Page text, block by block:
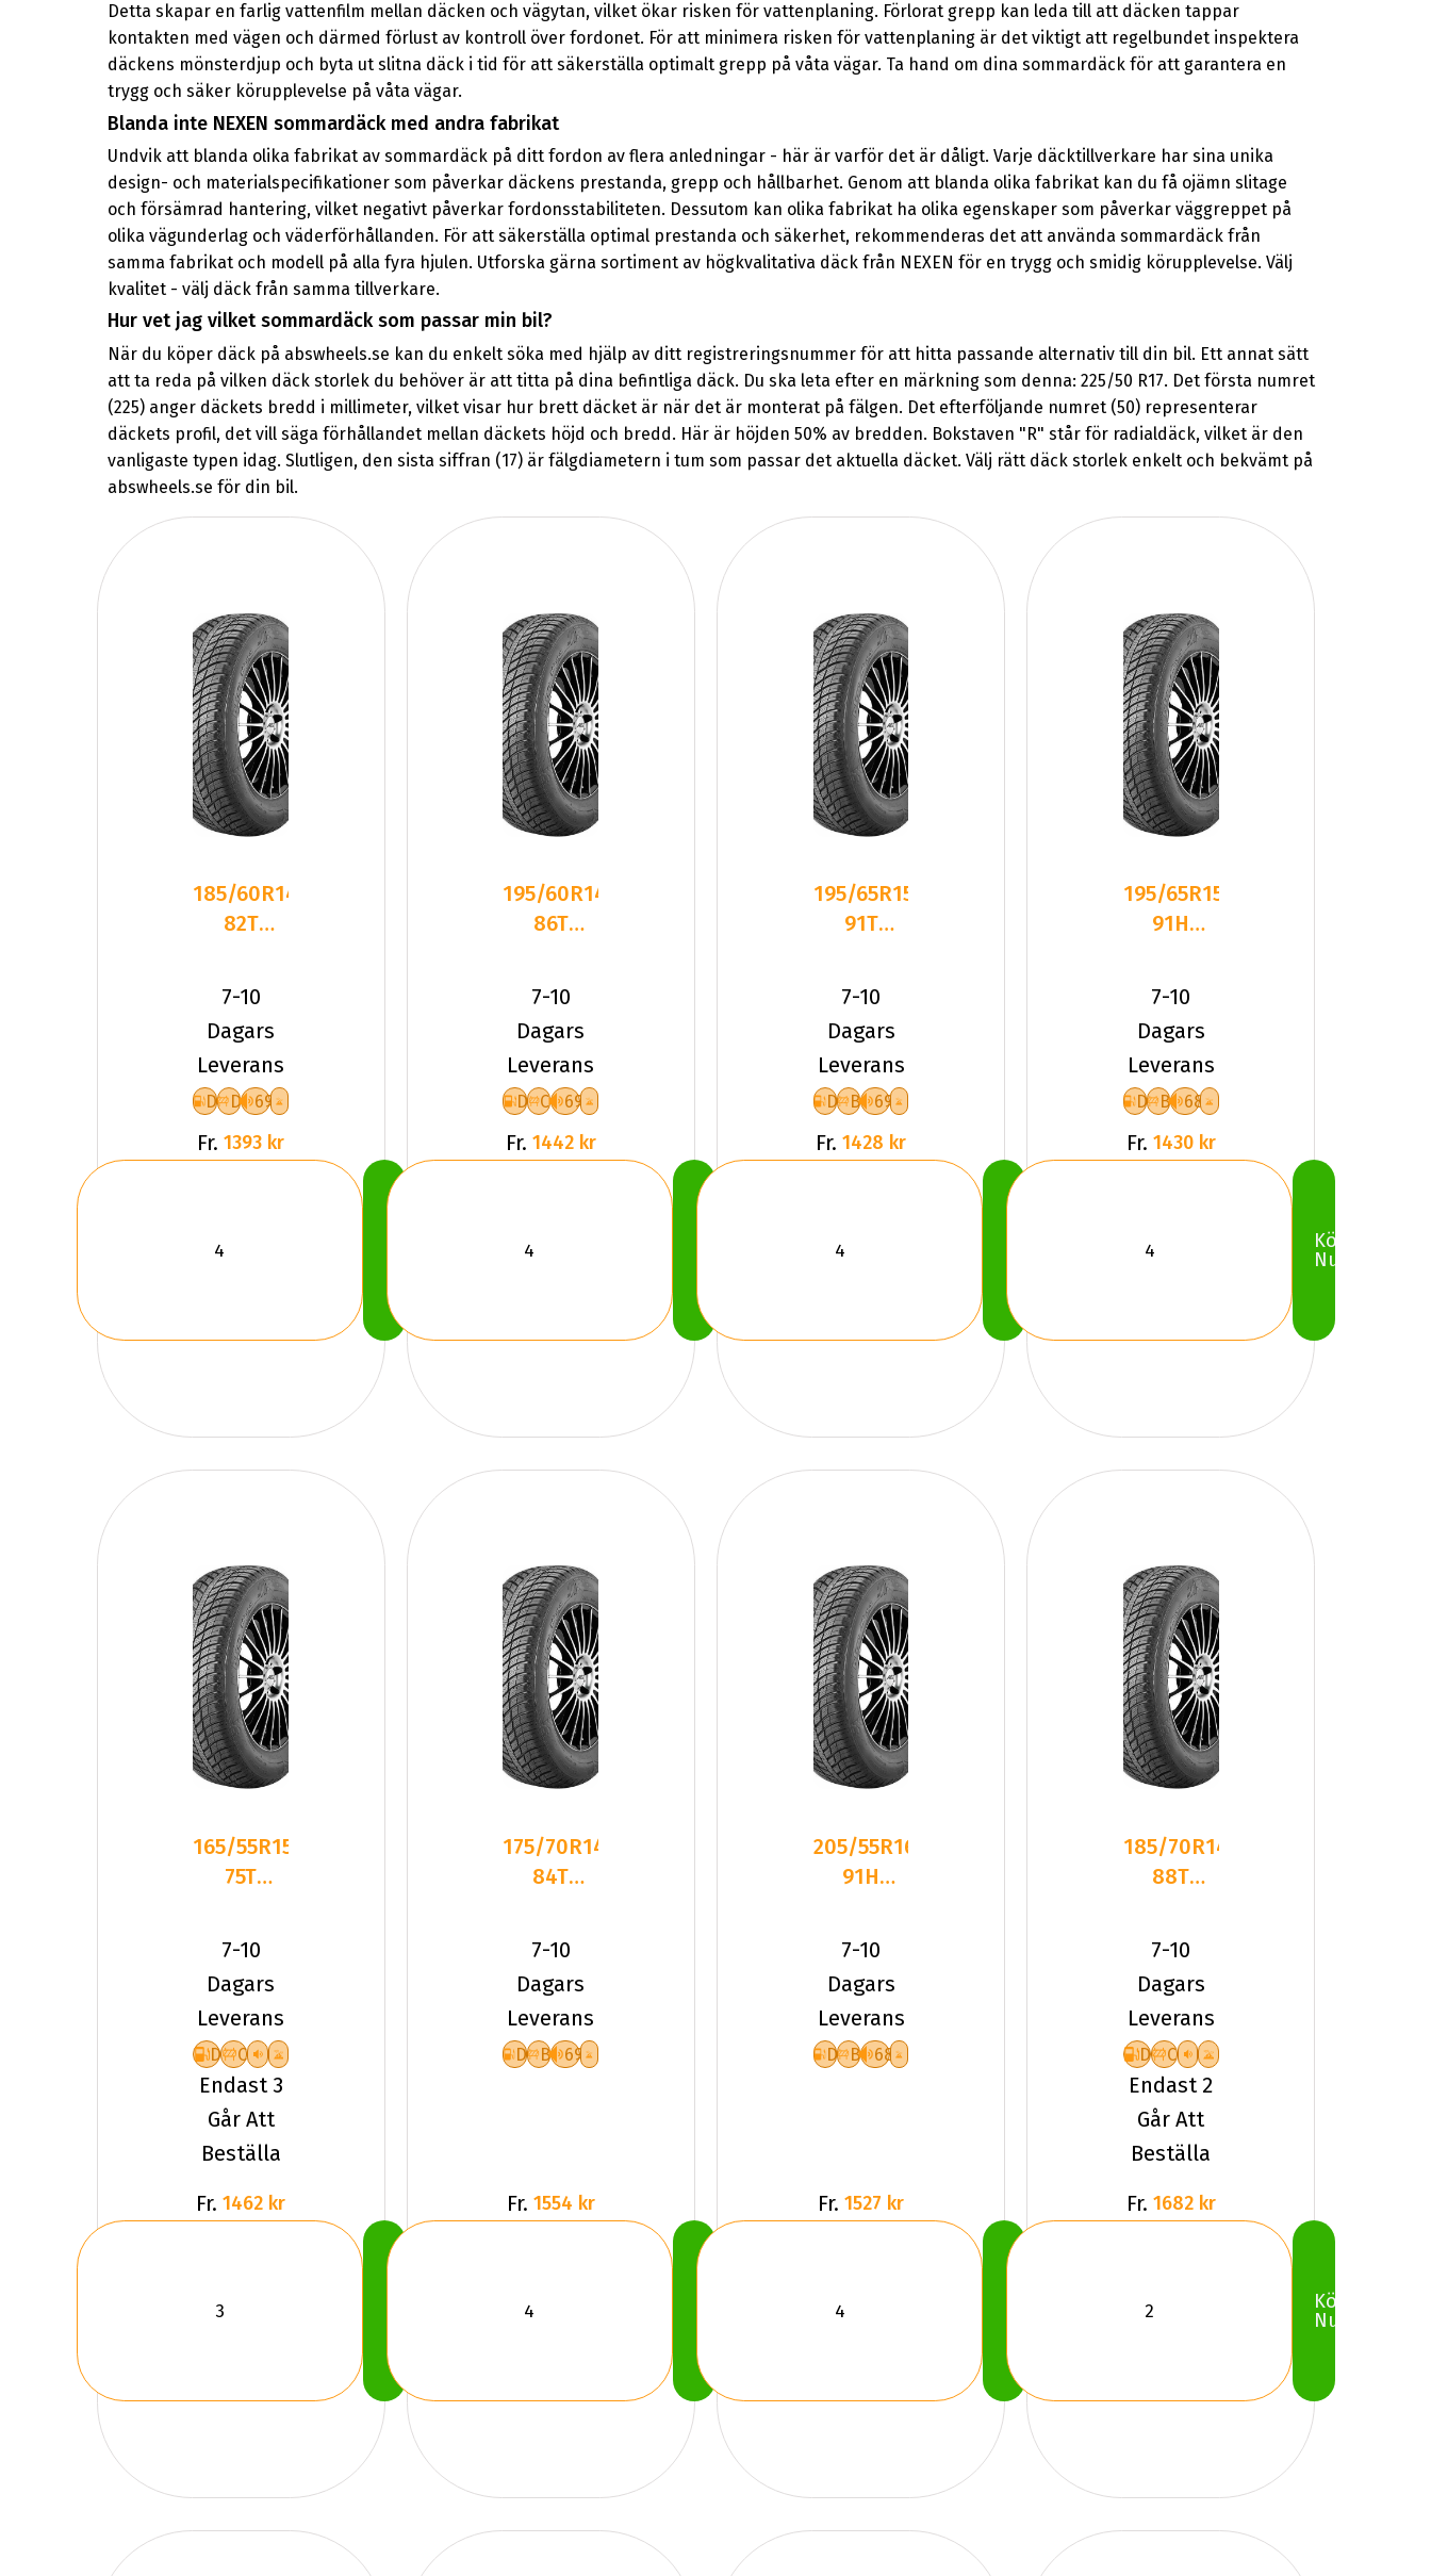
Detta skapar en farlig vattenfilm mellan däcken och vägytan, vilket ökar risken för vattenplaning. Förlorat grepp kan leda till att däcken tappar
kontakten med vägen och därmed förlust av kontroll över fordonet. För att minimera risken för vattenplaning är det viktigt att regelbundet inspektera
däckens mönsterdjup och byta ut slitna däck i tid för att säkerställa optimalt grepp på våta vägar. Ta hand om dina sommardäck för att garantera en
trygg och säker körupplevelse på våta vägar.
Blanda inte NEXEN sommardäck med andra fabrikat
Undvik att blanda olika fabrikat av sommardäck på ditt fordon av flera anledningar - här är varför det är dåligt. Varje däcktillverkare har sina unika
design- och materialspecifikationer som påverkar däckens prestanda, grepp och hållbarhet. Genom att blanda olika fabrikat kan du få ojämn slitage
och försämrad hantering, vilket negativt påverkar fordonsstabiliteten. Dessutom kan olika fabrikat ha olika egenskaper som påverkar väggreppet på
olika vägunderlag och väderförhållanden. För att säkerställa optimal prestanda och säkerhet, rekommenderas det att använda sommardäck från
samma fabrikat och modell på alla fyra hjulen. Utforska gärna sortiment av högkvalitativa däck från NEXEN för en trygg och smidig körupplevelse. Välj
kvalitet - välj däck från samma tillverkare.
Hur vet jag vilket sommardäck som passar min bil?
När du köper däck på abswheels.se kan du enkelt söka med hjälp av ditt registreringsnummer för att hitta passande alternativ till din bil. Ett annat sätt
att ta reda på vilken däck storlek du behöver är att titta på dina befintliga däck. Du ska leta efter en märkning som denna: 225/50 R17. Det första numret
(225) anger däckets bredd i millimeter, vilket visar hur brett däcket är när det är monterat på fälgen. Det efterföljande numret (50) representerar
däckets profil, det vill säga förhållandet mellan däckets höjd och bredd. Här är höjden 50% av bredden. Bokstaven "R" står för radialdäck, vilket är den
vanligaste typen idag. Slutligen, den sista siffran (17) är fälgdiametern i tum som passar det aktuella däcket. Välj rätt däck storlek enkelt och bekvämt på
abswheels.se för din bil.
185/60R14
82T
NBLUE 4
SEASON
7-10
Dagars
Leverans
D D 69
Fr. 1393 kr
195/60R14
86T
NBLUE 4
SEASON
7-10
Dagars
Leverans
D C 69
Fr. 1442 kr
195/65R15
91T
NBLUE 4
SEASON
7-10
Dagars
Leverans
D B 69
Fr. 1428 kr
195/65R15
91H
NBLUE 4
SEASON
7-10
Dagars
Leverans
D B 68
Fr. 1430 kr
Köp
Nu
165/55R15
75T
NBLUE 4
SEASON
7-10
Dagars
Leverans
D C
Endast 3
Går Att
Beställa
Fr. 1462 kr
175/70R14
84T
NBLUE 4
SEASON
7-10
Dagars
Leverans
D B 69
Fr. 1554 kr
205/55R16
91H
NBLUE 4
SEASON
7-10
Dagars
Leverans
D B 68
Fr. 1527 kr
185/70R14
88T
NBLUE 4
SEASON
7-10
Dagars
Leverans
D C
Endast 2
Går Att
Beställa
Fr. 1682 kr
Köp
Nu